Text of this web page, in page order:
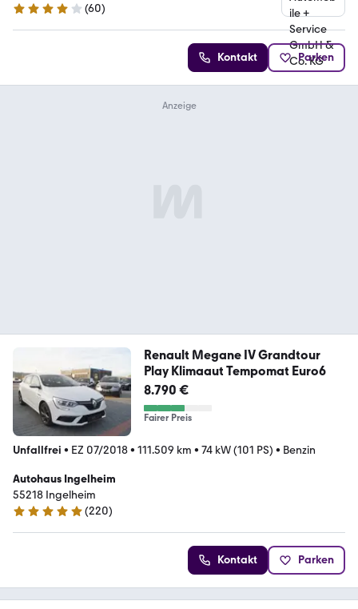
3.8 Sterne
(60)
Kontakt Parken
Renault Megane IV Grandtour
Play Klimaaut Tempomat Euro6
8.790 €
Fairer Preis
Unfallfrei • EZ 07/2018• 111.509 km • 74 kW (101 PS) • Benzin
Autohaus Ingelheim
55218 Ingelheim
4.8 Sterne
(220)
Kontakt Parken